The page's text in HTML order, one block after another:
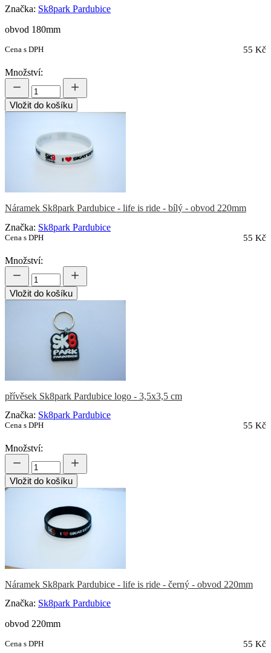
Značka: Sk8park Pardubice
obvod 180mm
Cena s DPH 55 Kč
Množství:
Vložit do košíku
Náramek Sk8park Pardubice - life is ride - bílý - obvod 220mm
Značka: Sk8park Pardubice
Cena s DPH 55 Kč
Množství:
Vložit do košíku
přívěsek Sk8park Pardubice logo - 3,5x3,5 cm
Značka: Sk8park Pardubice
Cena s DPH 55 Kč
Množství:
Vložit do košíku
Náramek Sk8park Pardubice - life is ride - černý - obvod 220mm
Značka: Sk8park Pardubice
obvod 220mm
Cena s DPH 55 Kč